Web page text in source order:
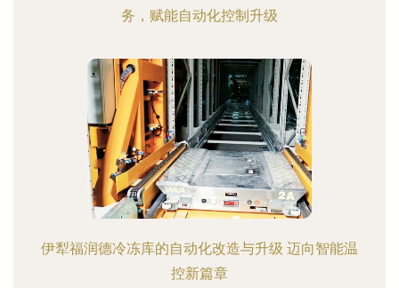
务，赋能自动化控制升级
伊犁福润德冷冻库的自动化改造与升级 迈向智能温
控新篇章